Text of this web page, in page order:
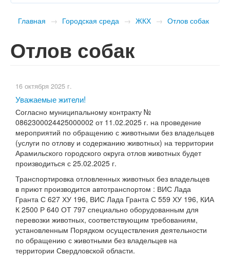
Главная → Городская среда → ЖКХ → Отлов собак
Отлов собак
16 октября 2025 г.
​Уважаемые жители!
Согласно муниципальному контракту №
0862300024425000002 от 11.02.2025 г. на проведение
мероприятий по обращению с животными без владельцев
(услуги по отлову и содержанию животных) на территории
Арамильского городского округа отлов животных будет
производиться с 25.02.2025 г.
Транспортировка отловленных животных без владельцев
в приют производится автотранспортом : ВИС Лада
Гранта С 627 ХУ 196, ВИС Лада Гранта С 559 ХУ 196, КИА
К 2500 Р 640 ОТ 797 специально оборудованным для
перевозки животных, соответствующим требованиям,
установленным Порядком осуществления деятельности
по обращению с животными без владельцев на
территории Свердловской области.